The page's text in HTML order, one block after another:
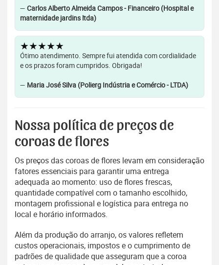
— Carlos Alberto Almeida Campos - Financeiro (Hospital e
maternidade jardins ltda)
★★★★★
Ótimo atendimento. Sempre fui atendida com cordialidade
e os prazos foram cumpridos. Obrigada!
— Maria José Silva (Polierg Indústria e Comércio - LTDA)
Nossa política de preços de
coroas de flores
Os preços das coroas de flores levam em consideração
fatores essenciais para garantir uma entrega
adequada ao momento: uso de flores frescas,
quantidade compatível com o tamanho escolhido,
montagem profissional e logística para entrega no
local e horário informados.
Além da produção do arranjo, os valores refletem
custos operacionais, impostos e o cumprimento de
padrões de qualidade que asseguram que a coroa